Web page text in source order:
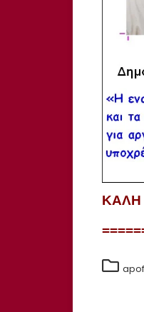
ΚΑΛΗ